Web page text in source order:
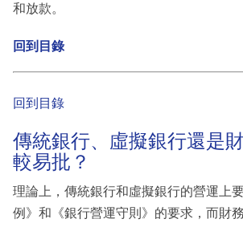
和放款。
回到目錄
回到目錄
傳統銀行、虛擬銀行還是
較易批？
理論上，傳統銀行和虛擬銀行的營運上
例》和《銀行營運守則》的要求，而財